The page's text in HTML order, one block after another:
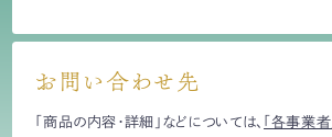
お問い合わせ先
「商品の内容・詳細」などについては、 「各事業者